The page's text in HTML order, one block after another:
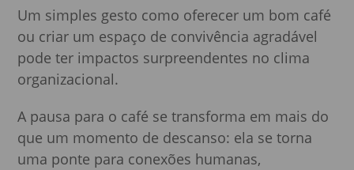
Um simples gesto como oferecer um bom café
ou criar um espaço de convivência agradável
pode ter impactos surpreendentes no clima
organizacional.
A pausa para o café se transforma em mais do
que um momento de descanso: ela se torna
uma ponte para conexões humanas,